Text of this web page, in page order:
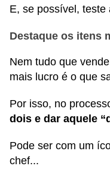
E, se possível,
Destaque os itens
Nem tudo que
mais lucro é o que
Por isso, no
dois e dar aquele
Pode ser com um
chef...